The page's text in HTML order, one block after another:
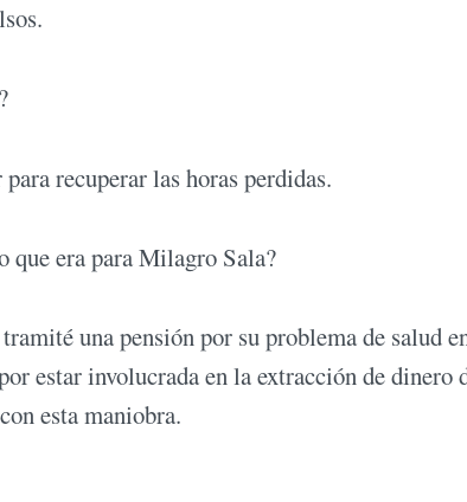
recuperar las horas perdidas.
que era para Milagro Sala?
una pensión por su problema de salud
estar involucrada en la extracción de dinero
esta maniobra.